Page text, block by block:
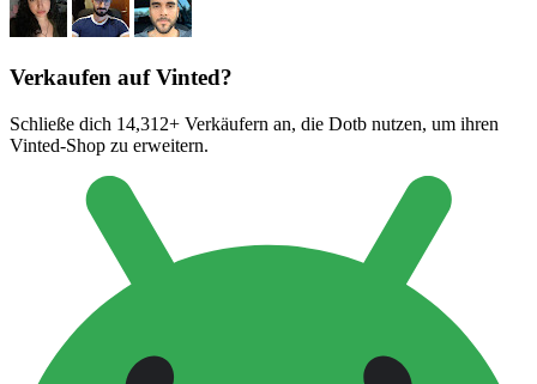
Verkaufen auf Vinted?
Schließe dich 14,312+ Verkäufern an, die Dotb nutzen, um ihren
Vinted-Shop zu erweitern.